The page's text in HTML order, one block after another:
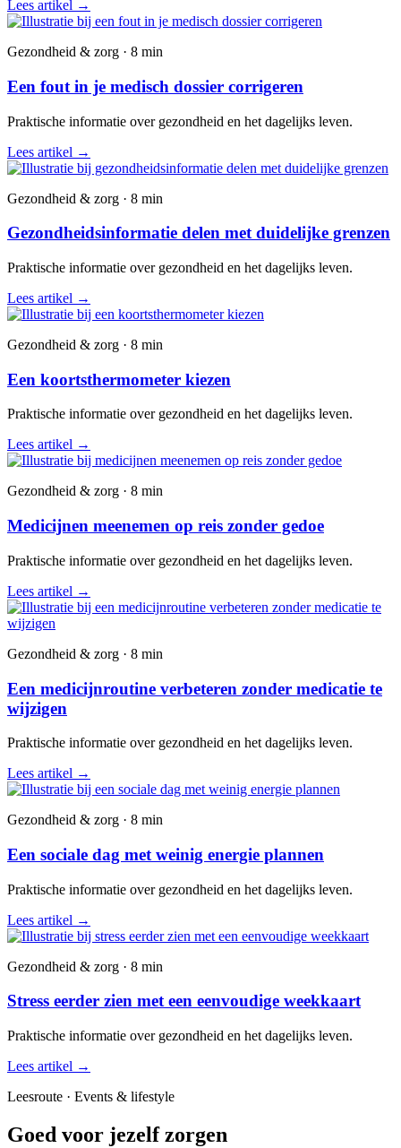
Lees artikel →
Gezondheid & zorg · 8 min
Een fout in je medisch dossier corrigeren
Praktische informatie over gezondheid en het dagelijks leven.
Lees artikel →
Gezondheid & zorg · 8 min
Gezondheidsinformatie delen met duidelijke grenzen
Praktische informatie over gezondheid en het dagelijks leven.
Lees artikel →
Gezondheid & zorg · 8 min
Een koortsthermometer kiezen
Praktische informatie over gezondheid en het dagelijks leven.
Lees artikel →
Gezondheid & zorg · 8 min
Medicijnen meenemen op reis zonder gedoe
Praktische informatie over gezondheid en het dagelijks leven.
Lees artikel →
Gezondheid & zorg · 8 min
Een medicijnroutine verbeteren zonder medicatie te
wijzigen
Praktische informatie over gezondheid en het dagelijks leven.
Lees artikel →
Gezondheid & zorg · 8 min
Een sociale dag met weinig energie plannen
Praktische informatie over gezondheid en het dagelijks leven.
Lees artikel →
Gezondheid & zorg · 8 min
Stress eerder zien met een eenvoudige weekkaart
Praktische informatie over gezondheid en het dagelijks leven.
Lees artikel →
Leesroute · Events & lifestyle
Goed voor jezelf zorgen